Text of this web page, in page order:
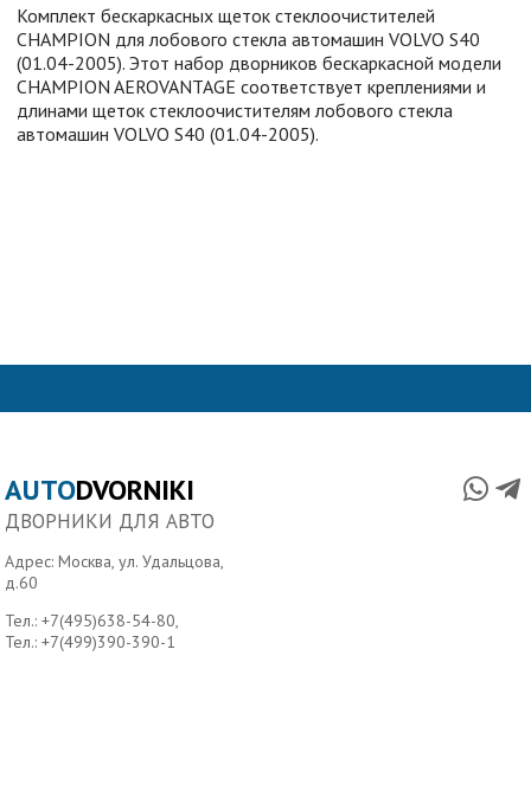
Комплект бескаркасных щеток стеклоочистителей
CHAMPION для лобового стекла автомашин VOLVO S40
(01.04-2005). Этот набор дворников бескаркасной модели
CHAMPION AEROVANTAGE cоответствует креплениями и
длинами щеток стеклоочистителям лобового стекла
автомашин VOLVO S40 (01.04-2005).
AUTODVORNIKI
ДВОРНИКИ ДЛЯ АВТО
Адрес: Москва, ул. Удальцова,
д.60
Тел.:+7(495)638-54-80,
Тел.:+7(499)390-390-1